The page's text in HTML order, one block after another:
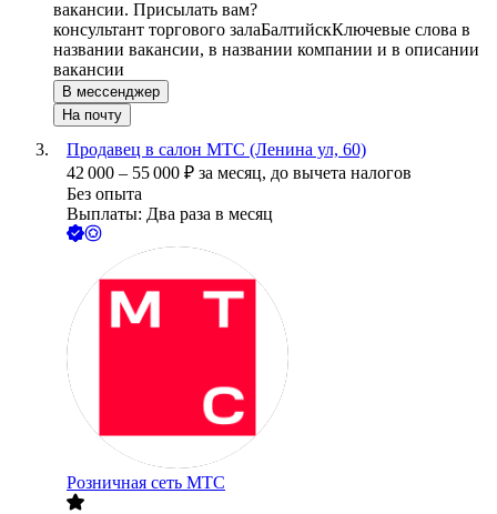
вакансии. Присылать вам?
консультант торгового залаБалтийскКлючевые слова в
названии вакансии, в названии компании и в описании
вакансии
В мессенджер
На почту
Продавец в салон МТС (Ленина ул, 60)
42 000 – 55 000 ₽ за месяц, до вычета налогов
Без опыта
Выплаты: Два раза в месяц
Розничная сеть МТС